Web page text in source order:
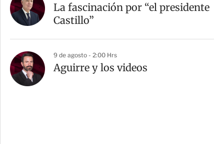
La fascinación por “el presidente
Castillo”
9 de agosto - 2:00 Hrs
Aguirre y los videos